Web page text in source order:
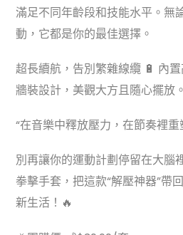
滿足不同年齡段和技能水平。無
動，它都是你的最佳選擇。
超長續航，告別繁雜線纜 🔋 內
牆裝設計，美觀大方且隨心擺放。
“在音樂中釋放壓力，在節奏裡重
別再讓你的運動計劃停留在大腦
拳擊手套，把這款“解壓神器”帶
新生活！🔥